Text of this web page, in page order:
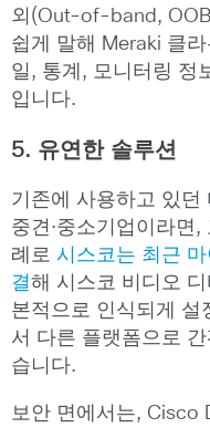
외(Out-of-band,
쉽게 말해 Meraki 클
일, 통계, 모니터링 정
입니다.
5. 유연한 솔루션
기존에 사용하고 있던
중견·중소기업이라면
례로 시스코는 최근
결해 시스코 비디오
본적으로 인식되게 설
서 다른 플랫폼으로
습니다.
보안 면에서는, Cisco